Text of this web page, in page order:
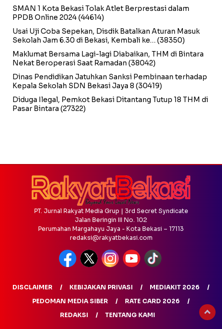
SMAN 1 Kota Bekasi Tolak Atlet Berprestasi dalam
PPDB Online 2024(44614)
Usai Uji Coba Sepekan, Disdik Batalkan Aturan Masuk
Sekolah Jam 6.30 di Bekasi, Kembali ke… (38350)
Maklumat Bersama Lagi-lagi Diabaikan, THM di Bintara
Nekat Beroperasi Saat Ramadan (38042)
Dinas Pendidikan Jatuhkan Sanksi Pembinaan terhadap
Kepala Sekolah SDN Bekasi Jaya 8 (30419)
Diduga Ilegal, Pemkot Bekasi Ditantang Tutup 18 THM di
Pasar Bintara (27322)
PT. Jurnal Rakyat Media Grup | 3rd Secret Syndicate
Jalan Beringin III No. 102
Perumahan Margahayu Jaya - Kota Bekasi – 17113
redaksi@rakyatbekasi.com
DISCLAIMER KEBIJAKAN PRIVASI
MEDIAKIT 2026
PEDOMAN MEDIA SIBER
RATE CARD 2026
REDAKSI
TENTANG KAMI